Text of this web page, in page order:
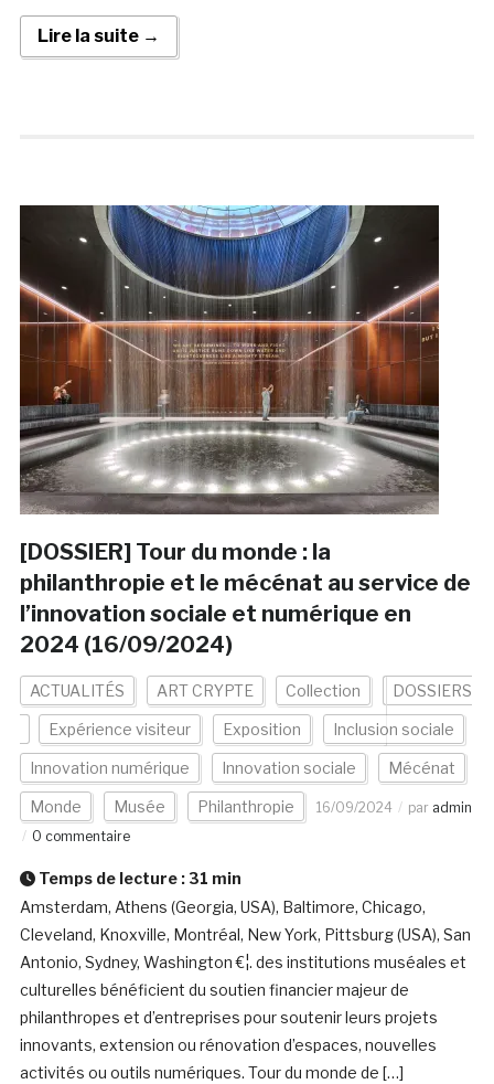
Lire la suite →
[DOSSIER] Tour du monde : la
philanthropie et le mécénat au service de
l’innovation sociale et numérique en
2024 (16/09/2024)
ACTUALITÉS ART CRYPTE Collection DOSSIERS
Expérience visiteur Exposition Inclusion sociale
Innovation numérique Innovation sociale Mécénat
Monde Musée Philanthropie 16/09/2024 par admin
0 commentaire
Temps de lecture : 31 min
Amsterdam, Athens (Georgia, USA), Baltimore, Chicago,
Cleveland, Knoxville, Montréal, New York, Pittsburg (USA), San
Antonio, Sydney, Washington €¦. des institutions muséales et
culturelles bénéficient du soutien financier majeur de
philanthropes et d’entreprises pour soutenir leurs projets
innovants, extension ou rénovation d’espaces, nouvelles
activités ou outils numériques. Tour du monde de […]